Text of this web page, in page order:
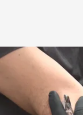
'El tatuador de los
quienes hacen el Camino
Redacción
18 ABR 2024 -